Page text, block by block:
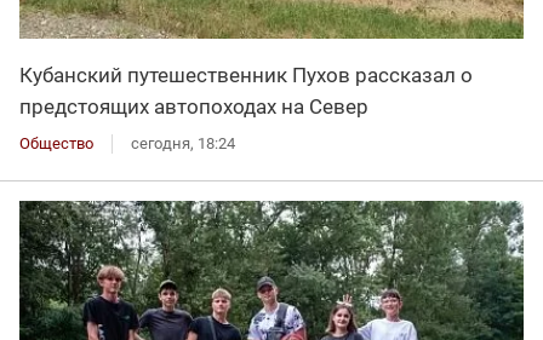
Кубанский путешественник Пухов рассказал о
предстоящих автопоходах на Север
Общество сегодня, 18:24